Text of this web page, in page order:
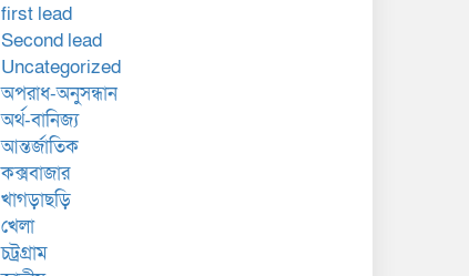
first lead
Second lead
Uncategorized
অপরাধ-অনুসন্ধান
অর্থ-বানিজ্য
আন্তর্জাতিক
কক্সবাজার
খাগড়াছড়ি
খেলা
চট্রগ্রাম